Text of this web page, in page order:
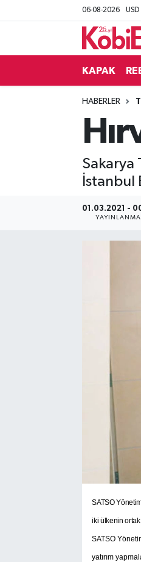
06-08-2026 USD
KAPAK
HABERLER
Sakarya
İstanbul
01.03.2021 -
YAYINLANMA
SATSO
iki ülkenin ortak
SATSO
yatırım
BİLİŞİM PANO